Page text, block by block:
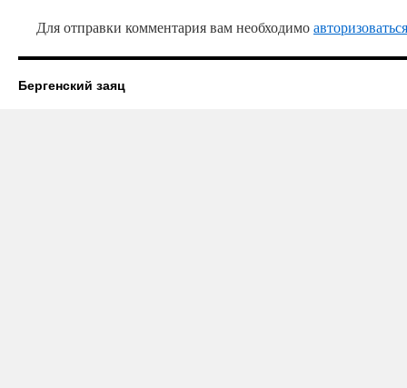
Для отправки комментария вам необходимоавторизоваться
Бергенский заяц